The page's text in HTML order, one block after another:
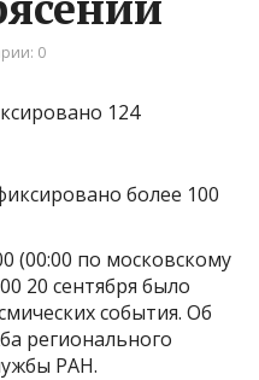
0
124
(00:00 по московскому
20 сентября было
события. Об
регионального
РАН.